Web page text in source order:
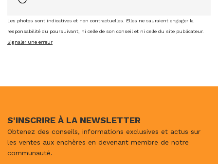
Les photos sont indicatives et non contractuelles. Elles ne sauraient engager la
responsabilité du poursuivant, ni celle de son conseil et ni celle du site publicateur.
Signaler une erreur
S'INSCRIRE À LA NEWSLETTER
Obtenez des conseils, informations exclusives et actus sur
les ventes aux enchères en devenant membre de notre
communauté.